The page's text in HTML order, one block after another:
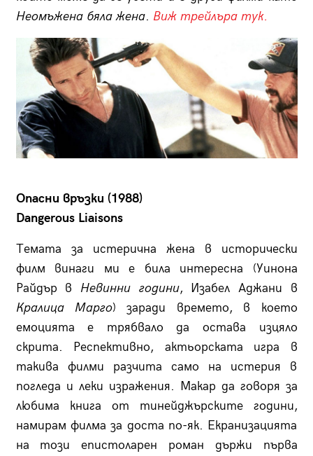
Неомъжена бяла жена. Виж трейлъра тук.
Опасни връзки (1988)
Dangerous Liaisons
Темата за истерична жена в исторически
филм винаги ми е била интересна (Уинона
Райдър в Невинни години, Изабел Аджани в
Кралица Марго) заради времето, в което
емоцията е трябвало да остава изцяло
скрита. Респективно, актьорската игра в
такива филми разчита само на истерия в
погледа и леки изражения. Макар да говоря за
любима книга от тинейджърските години,
намирам филма за доста по-як. Екранизацията
на този епистоларен роман държи първа